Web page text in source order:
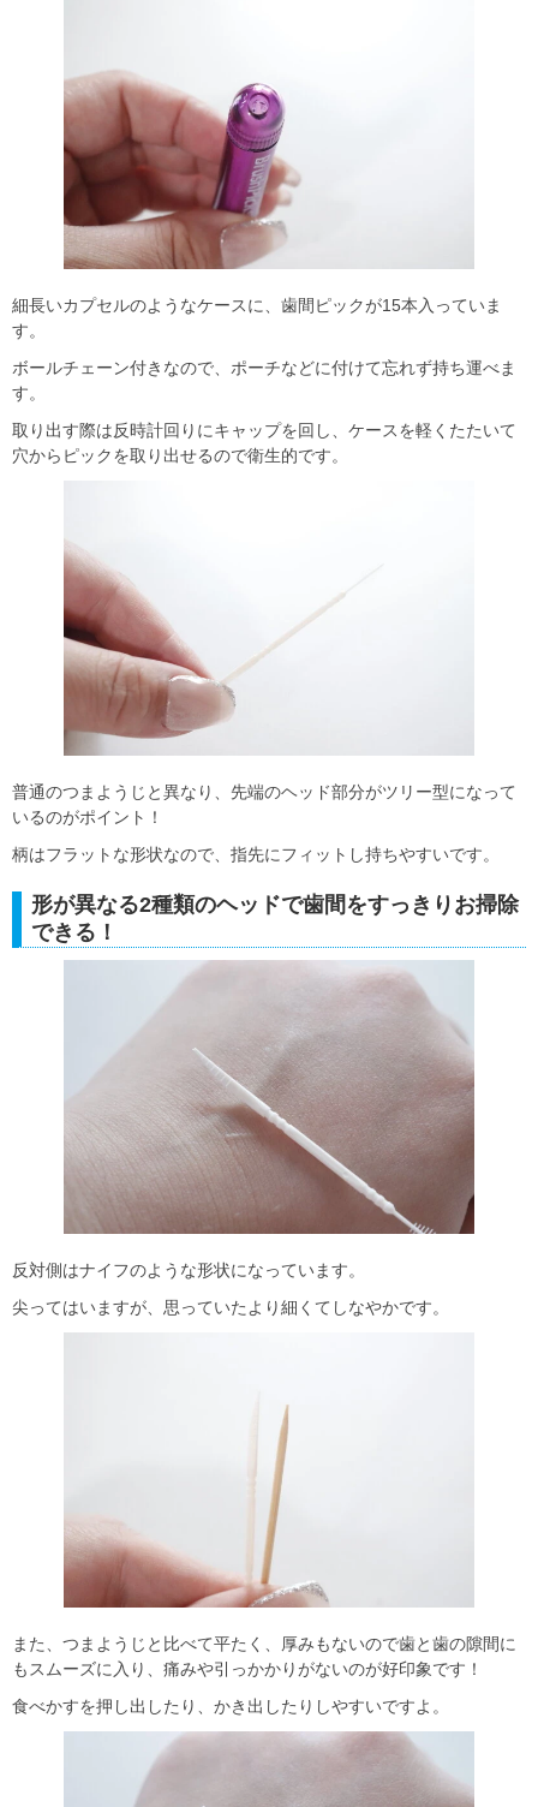
細長いカプセルのようなケースに、歯間ピックが15本入っていま
す。
ボールチェーン付きなので、ポーチなどに付けて忘れず持ち運べま
す。
取り出す際は反時計回りにキャップを回し、ケースを軽くたたいて
穴からピックを取り出せるので衛生的です。
普通のつまようじと異なり、先端のヘッド部分がツリー型になって
いるのがポイント！
柄はフラットな形状なので、指先にフィットし持ちやすいです。
形が異なる2種類のヘッドで歯間をすっきりお掃除
できる！
反対側はナイフのような形状になっています。
尖ってはいますが、思っていたより細くてしなやかです。
また、つまようじと比べて平たく、厚みもないので歯と歯の隙間に
もスムーズに入り、痛みや引っかかりがないのが好印象です！
食べかすを押し出したり、かき出したりしやすいですよ。